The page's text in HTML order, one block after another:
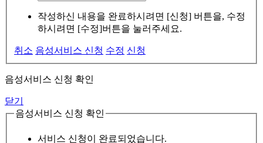
작성하신 내용을 완료하시려면 [신청] 버튼을, 수정
하시려면 [수정]버튼을 눌러주세요.
취소 음성서비스 신청 수정 신청
음성서비스 신청 확인
닫기
음성서비스 신청 확인
서비스 신청이 완료되었습니다.